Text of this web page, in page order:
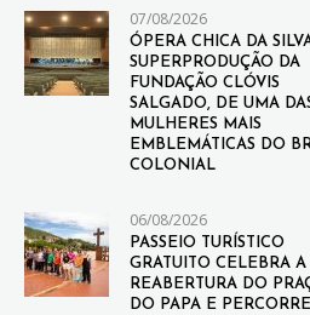
07/08/2026
ÓPERA CHICA DA
SUPERPRODUÇÃO DA
FUNDAÇÃO CLÓVIS
SALGADO, DE UMA
MULHERES MAIS
EMBLEMÁTICAS DO
COLONIAL
06/08/2026
PASSEIO TURÍSTICO
GRATUITO CELEBRA A
REABERTURA DO
DO PAPA E PERCORRE